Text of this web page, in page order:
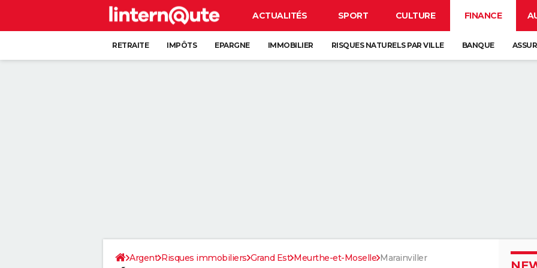
ACTUALITÉS SPORT CULTURE FINANCE
RETRAITE IMPÔTS EPARGNE IMMOBILIER RISQUES NATURELS PAR VILLE BANQUE
Argent Risques immobiliers Grand Est Meurthe-et-Moselle Marainviller